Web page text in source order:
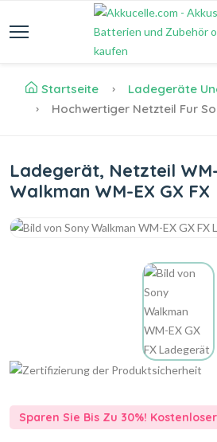
Startseite Ladegeräte
Hochwertiger Netzteil Fur
Ladegerät, Netzteil
Walkman WM-EX GX FX
Sparen Sie Bis Zu 30%!